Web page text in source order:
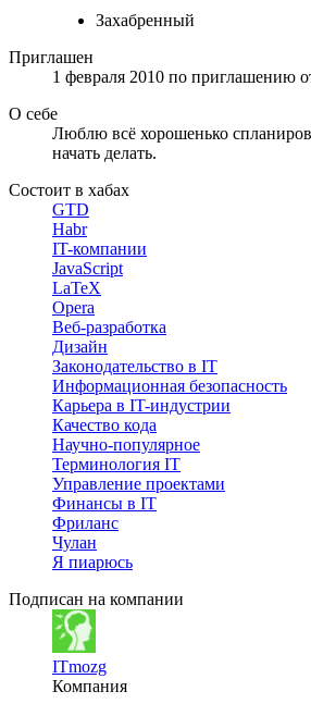
Захабренный
Приглашен
1 февраля 2010 по приглашению
О себе
Люблю всё хорошенько
начать делать.
Состоит в хабах
GTD
Habr
IT-компании
JavaScript
LaTeX
Opera
Веб-разработка
Дизайн
Законодательство в IT
Информационная безопасность
Карьера в IT-индустрии
Качество кода
Научно-популярное
Терминология IT
Управление проектами
Финансы в IT
Фриланс
Чулан
Я пиарюсь
Подписан на компании
ITmozg
Компания